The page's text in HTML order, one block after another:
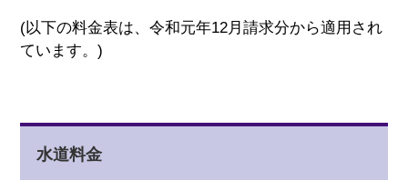
(以下の料金表は、令和元年12月請求分から適用され
ています。)
水道料金